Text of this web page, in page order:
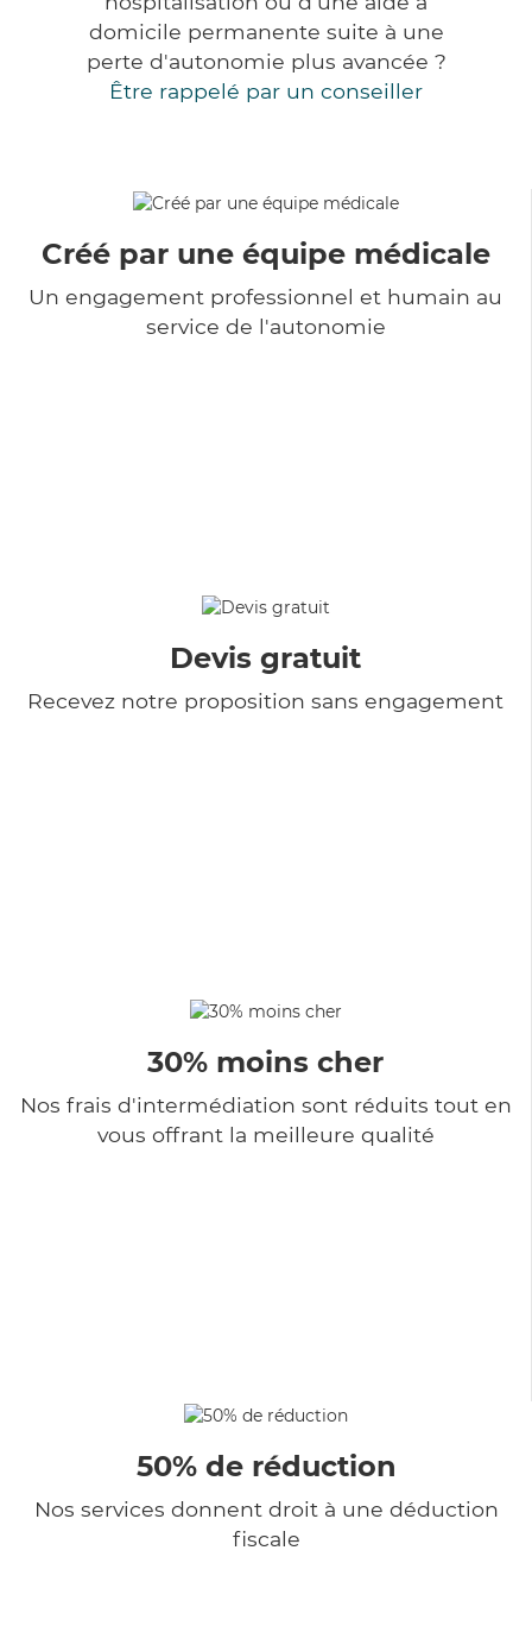
domicile permanente suite à une
perte d'autonomie plus avancée ?
Être rappelé par un conseiller
Créé par une équipe médicale
Un engagement professionnel et humain au
service de l'autonomie
Devis gratuit
Recevez notre proposition sans engagement
30% moins cher
Nos frais d'intermédiation sont réduits tout en
vous offrant la meilleure qualité
50% de réduction
Nos services donnent droit à une déduction
fiscale